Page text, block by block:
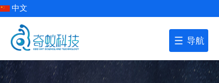
中文
导航